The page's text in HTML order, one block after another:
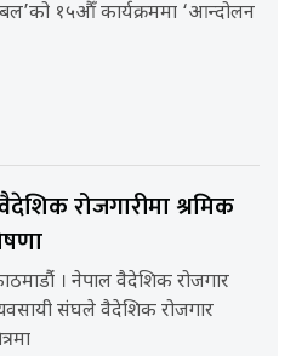
१५औँ कार्यक्रममा ‘आन्दोलन
रोजगारीमा श्रमिक
। नेपाल वैदेशिक रोजगार
संघले वैदेशिक रोजगार